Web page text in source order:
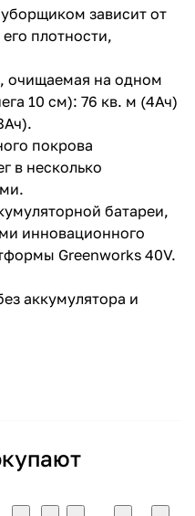
зависит от
плотности,
очищаемая на одном
10 см): 76 кв. м (4Ач)
покрова
в несколько
батареи,
инновационного
Greenworks 40V.
аккумулятора и